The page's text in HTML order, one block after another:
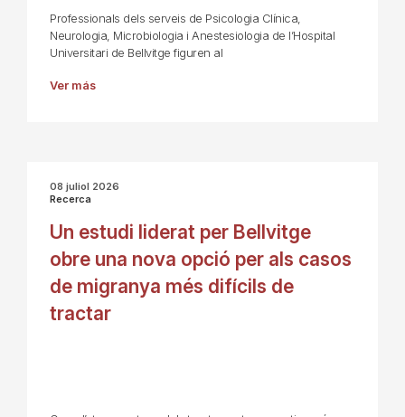
Professionals dels serveis de Psicologia Clínica,
Neurologia, Microbiologia i Anestesiologia de l’Hospital
Universitari de Bellvitge figuren al
Ver más
08 juliol 2026
Recerca
Un estudi liderat per Bellvitge
obre una nova opció per als casos
de migranya més difícils de
tractar